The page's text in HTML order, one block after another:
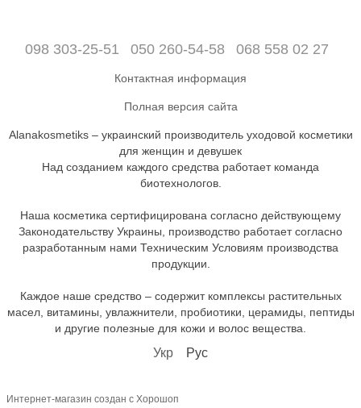
098 303-25-51 050 260-54-58 068 558 02 27
Контактная информация
Полная версия сайта
Alanakosmetiks – украинский производитель уходовой косметики
для женщин и девушек
Над созданием каждого средства работает команда
биотехнологов.
Наша косметика сертифицирована согласно действующему
Законодательству Украины, производство работает согласно
разработанным нами Техническим Условиям производства
продукции.
Каждое наше средство – содержит комплексы растительных
масел, витамины, увлажнители, пробиотики, церамиды, пептиды
и другие полезные для кожи и волос вещества.
Укр Рус
Интернет-магазин создан с Хорошоп